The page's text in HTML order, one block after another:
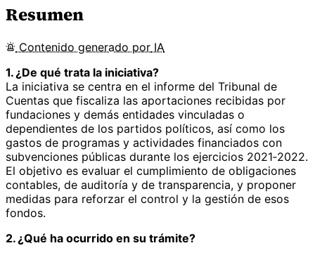
Resumen
Contenido generado por IA
1. ¿De qué trata la iniciativa?
La iniciativa se centra en el informe del Tribunal de
Cuentas que fiscaliza las aportaciones recibidas por
fundaciones y demás entidades vinculadas o
dependientes de los partidos políticos, así como los
gastos de programas y actividades financiados con
subvenciones públicas durante los ejercicios 2021‑2022.
El objetivo es evaluar el cumplimiento de obligaciones
contables, de auditoría y de transparencia, y proponer
medidas para reforzar el control y la gestión de esos
fondos.
2. ¿Qué ha ocurrido en su trámite?